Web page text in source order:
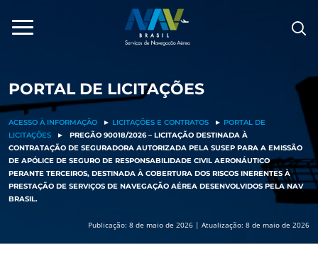
para
PORTAL DE LICITAÇÕES
ACESSO À INFORMAÇÃO ► LICITAÇÕES E CONTRATOS ► PORTAL DE
LICITAÇÕES
►
PREGÃO 90018/2026 – LICITAÇÃO DESTINADA À
CONTRATAÇÃO DE SEGURADORA AUTORIZADA PELA SUSEP PARA A EMISSÃO
DE APÓLICE DE SEGURO DE RESPONSABILIDADE CIVIL AERONÁUTICO
PERANTE TERCEIROS, DESTINADA À COBERTURA DOS RISCOS INERENTES À
PRESTAÇÃO DE SERVIÇOS DE NAVEGAÇÃO AÉREA DESENVOLVIDOS PELA NAV
BRASIL.
Publicação: 8 de maio de 2026 | Atualização: 8 de maio de 2026